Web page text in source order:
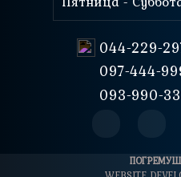
044-229-
097-444-
093-990-